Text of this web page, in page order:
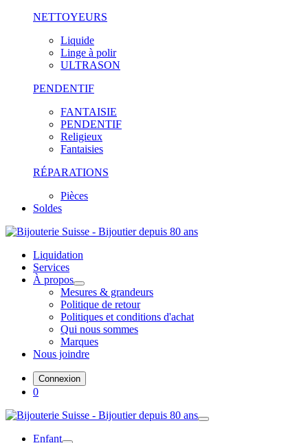
NETTOYEURS
Liquide
Linge à polir
ULTRASON
PENDENTIF
FANTAISIE
PENDENTIF
Religieux
Fantaisies
RÉPARATIONS
Pièces
Soldes
Liquidation
Services
À propos
Mesures & grandeurs
Politique de retour
Politiques et conditions d'achat
Qui nous sommes
Marques
Nous joindre
Connexion
0
Enfant